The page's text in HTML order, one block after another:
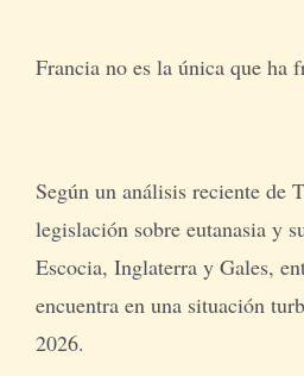
Francia no es la única que ha
Según un análisis reciente de
legislación sobre eutanasia y
Escocia, Inglaterra y Gales,
encuentra en una situación
2026.